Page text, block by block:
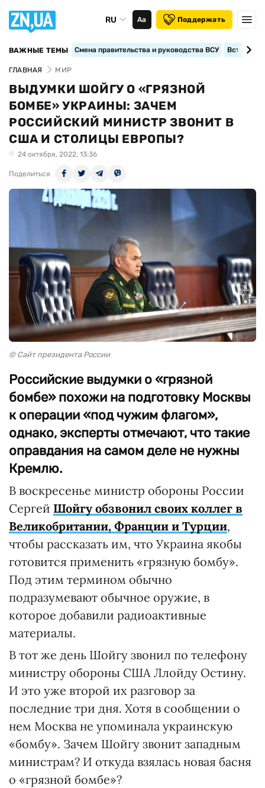
RU Аа Поддержать
ВАЖНЫЕ ТЕМЫ Смена правительства и руководства ВСУ
ГЛАВНАЯ МИР
ВЫДУМКИ ШОЙГУ О «ГРЯЗНОЙ
БОМБЕ» УКРАИНЫ: ЗАЧЕМ
РОССИЙСКИЙ МИНИСТР ЗВОНИТ В
США И СТОЛИЦЫ ЕВРОПЫ?
24 октября, 2022, 13:36
Поделиться
© Сайт президента России
Российские выдумки о «грязной
бомбе» похожи на подготовку Москвы
к операции «под чужим флагом»,
однако, эксперты отмечают, что такие
оправдания на самом деле не нужны
Кремлю.
В воскресенье министр обороны России
Сергей Шойгу обзвонил своих коллег в
Великобритании, Франции и Турции,
чтобы рассказать им, что Украина якобы
готовится применить «грязную бомбу».
Под этим термином обычно
подразумевают обычное оружие, в
которое добавили радиоактивные
материалы.
В тот же день Шойгу звонил по телефону
министру обороны США Ллойду Остину.
И это уже второй их разговор за
последние три дня. Хотя в сообщении о
нем Москва не упоминала украинскую
«бомбу». Зачем Шойгу звонит западным
министрам? И откуда взялась новая басня
о «грязной бомбе»?